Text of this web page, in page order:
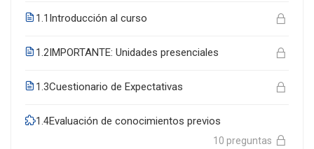
1.1 Introducción al curso
1.2IMPORTANTE: Unidades presenciales
1.3Cuestionario de Expectativas
1.4Evaluación de conocimientos previos
10 preguntas